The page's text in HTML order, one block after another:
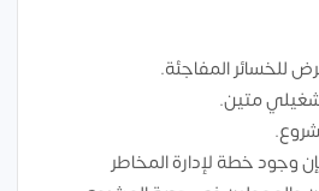
للخسائر المفاجئة.
متين.
وجود خطة لإدارة المخاطر